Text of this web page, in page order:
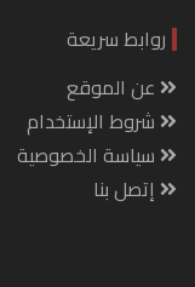
روابط سريعة
عن الموقع
شروط الإستخدام
سياسة الخصوصية
إتصل بنا